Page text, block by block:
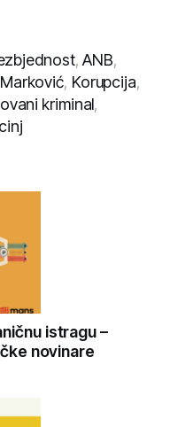
,ANB,
, Korupcija,
kriminal,
istragu –
novinare